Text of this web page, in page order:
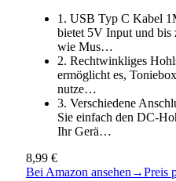
1. USB Typ C Kabel
bietet 5V Input und
wie Mus…
2. Rechtwinkliges
ermöglicht es,
nutze…
3. Verschiedene
Sie einfach den DC-
Ihr Gerä…
8,99 €
Bei Amazon ansehen →Preis